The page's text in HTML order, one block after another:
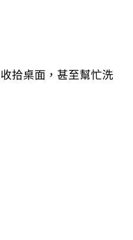
拾桌面，甚至幫忙洗